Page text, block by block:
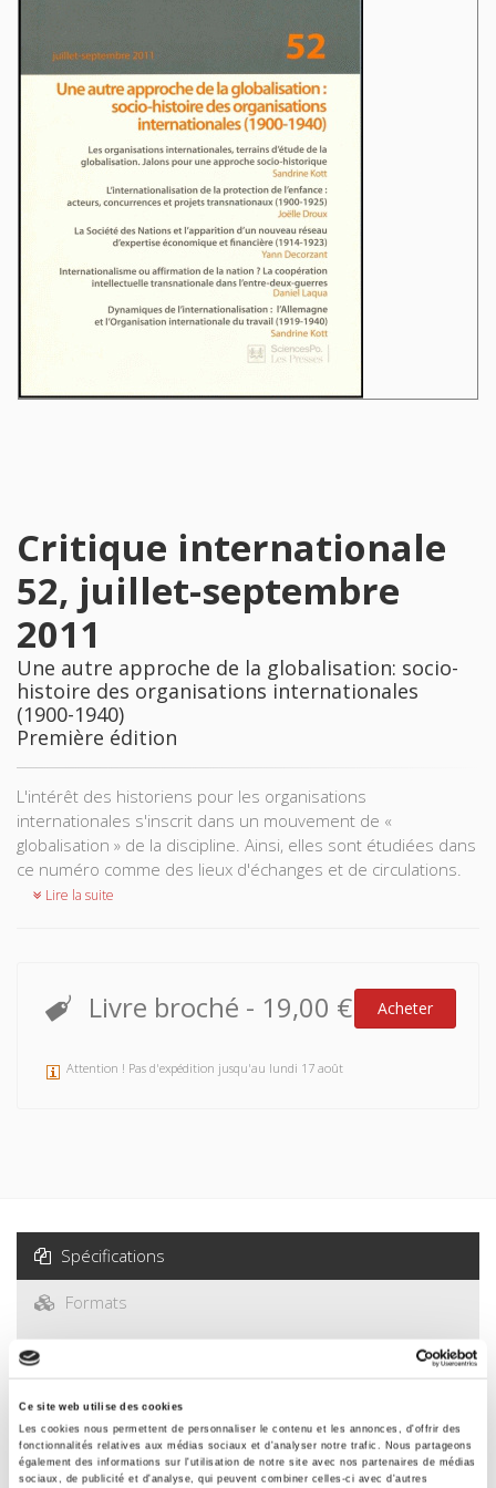
Ce site web utilise des cookies
Les cookies nous permettent de personnaliser le contenu et les annonces, d'offrir des
fonctionnalités relatives aux médias sociaux et d'analyser notre trafic. Nous partageons
également des informations sur l'utilisation de notre site avec nos partenaires de médias
sociaux, de publicité et d'analyse, qui peuvent combiner celles-ci avec d'autres
Critique internationale
52, juillet-septembre
2011
Une autre approche de la globalisation: socio-
histoire des organisations internationales
(1900-1940)
Première édition
L'intérêt des historiens pour les organisations
internationales s'inscrit dans un mouvement de «
globalisation » de la discipline. Ainsi, elles sont étudiées dans
ce numéro comme des lieux d'échanges et de circulations.
Lire la suite
Livre broché - 19,00 € Acheter
Attention ! Pas d'expédition jusqu'au lundi 17 août
Spécifications
Formats
Spécifications